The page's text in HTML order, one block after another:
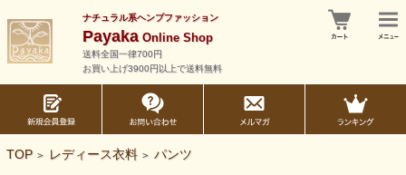
ナチュラル系ヘンプファッション
PayakaOnline Shop
送料全国一律700円
お買い上げ3900円以上で送料無料
TOP > レディース衣料 > パンツ